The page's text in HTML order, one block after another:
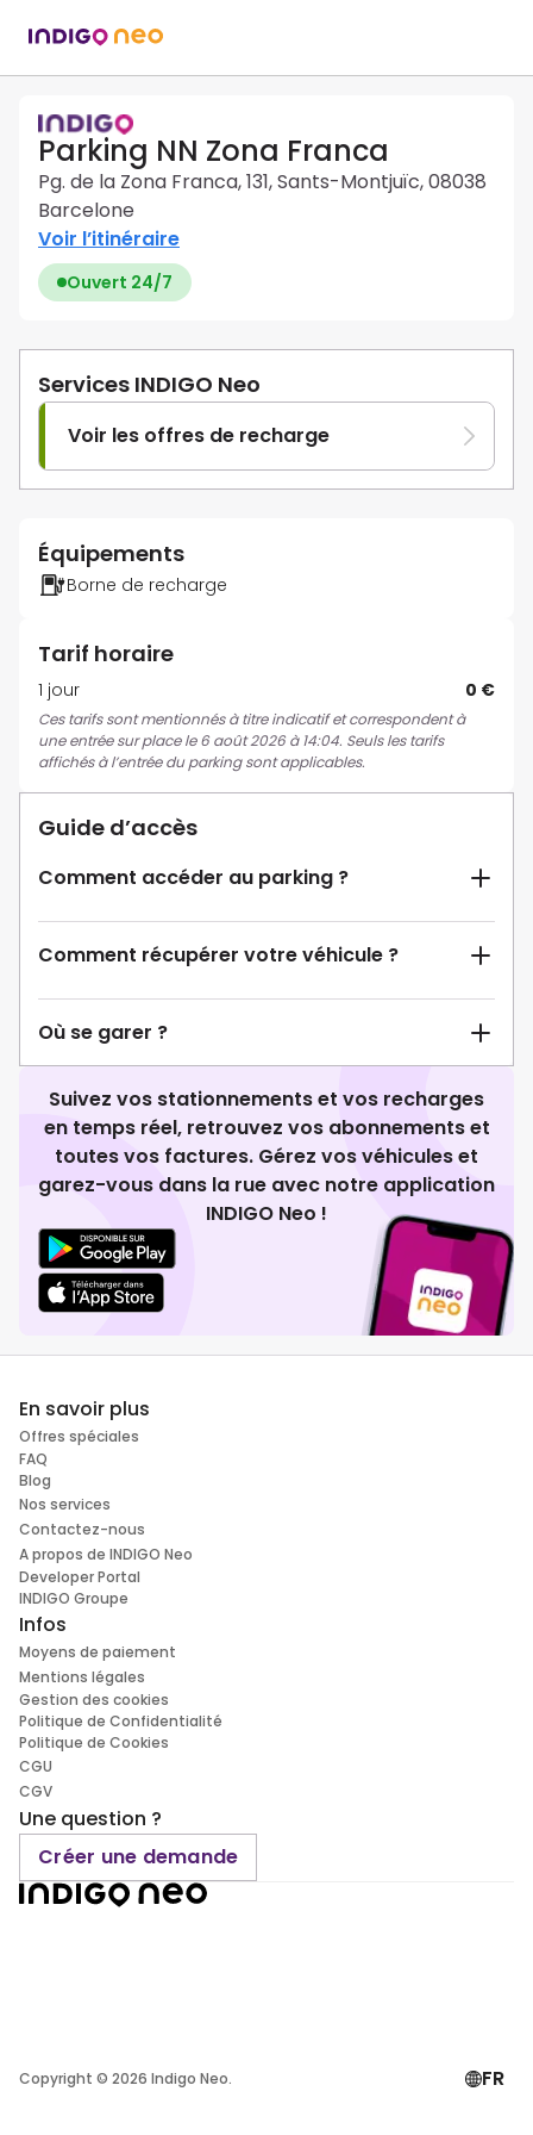
Parking NN Zona Franca
Pg. de la Zona Franca, 131, Sants-Montjuïc, 08038
Barcelone
Voir l’itinéraire
Ouvert 24/7
Services INDIGO Neo
Voir les offres de recharge
Équipements
Borne de recharge
Tarif horaire
1 jour 0 €
Ces tarifs sont mentionnés à titre indicatif et correspondent à
une entrée sur place le 6 août 2026 à 14:04. Seuls les tarifs
affichés à l’entrée du parking sont applicables.
Guide d’accès
Comment accéder au parking ?
Comment récupérer votre véhicule ?
Où se garer ?
Suivez vos stationnements et vos recharges
en temps réel, retrouvez vos abonnements et
toutes vos factures. Gérez vos véhicules et
garez-vous dans la rue avec notre application
INDIGO Neo !
En savoir plus
Offres spéciales
FAQ
Blog
Nos services
Contactez-nous
A propos de INDIGO Neo
Developer Portal
INDIGO Groupe
Infos
Moyens de paiement
Mentions légales
Gestion des cookies
Politique de Confidentialité
Politique de Cookies
CGU
CGV
Une question ?
Créer une demande
Copyright © 2026 Indigo Neo. FR